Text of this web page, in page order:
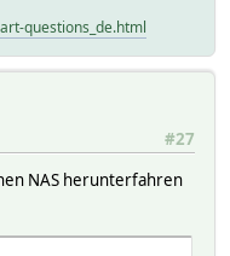
questions_de.html
#27
NAS herunterfahren